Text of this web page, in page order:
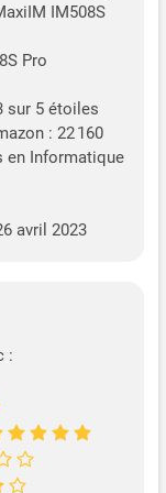
IM508S
Pro
sur 5 étoiles
: 22 160
en Informatique
avril 2023
: